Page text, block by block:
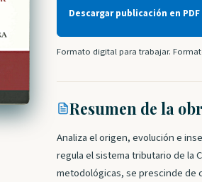
Descargar publicación en PDF
Formato digital para trabajar.
Resumen de la
Analiza el origen, evolución e
regula el sistema tributario de la
metodológicas, se prescinde de